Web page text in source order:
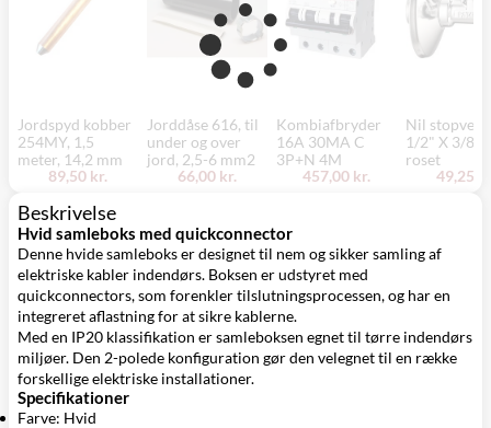
Jordspyd kobber
254MY, 1,5
meter, 14,2 mm
89,50 kr.
Jorddåse 616, til
under og over
jord, 2,5-6 mm2
66,00 kr.
Kombiafbryder
16A 30MA C
3P+N 4M
457,00 kr.
Nil
1/2" X 3/8"
roset
49,25
Beskrivelse
Hvid samleboks med quickconnector
Denne hvide samleboks er designet til nem og sikker samling af
elektriske kabler indendørs. Boksen er udstyret med
quickconnectors, som forenkler tilslutningsprocessen, og har en
integreret aflastning for at sikre kablerne.
Med en IP20 klassifikation er samleboksen egnet til tørre indendørs
miljøer. Den 2-polede konfiguration gør den velegnet til en række
forskellige elektriske installationer.
Specifikationer
Farve: Hvid